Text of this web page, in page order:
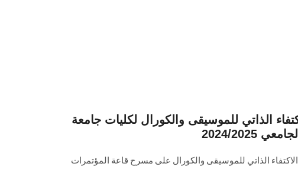
الذاتي للموسيقى والكورال لكليات جامعة
2025
الذاتي للموسيقى والكورال على مسرح قاعة المؤتمرات